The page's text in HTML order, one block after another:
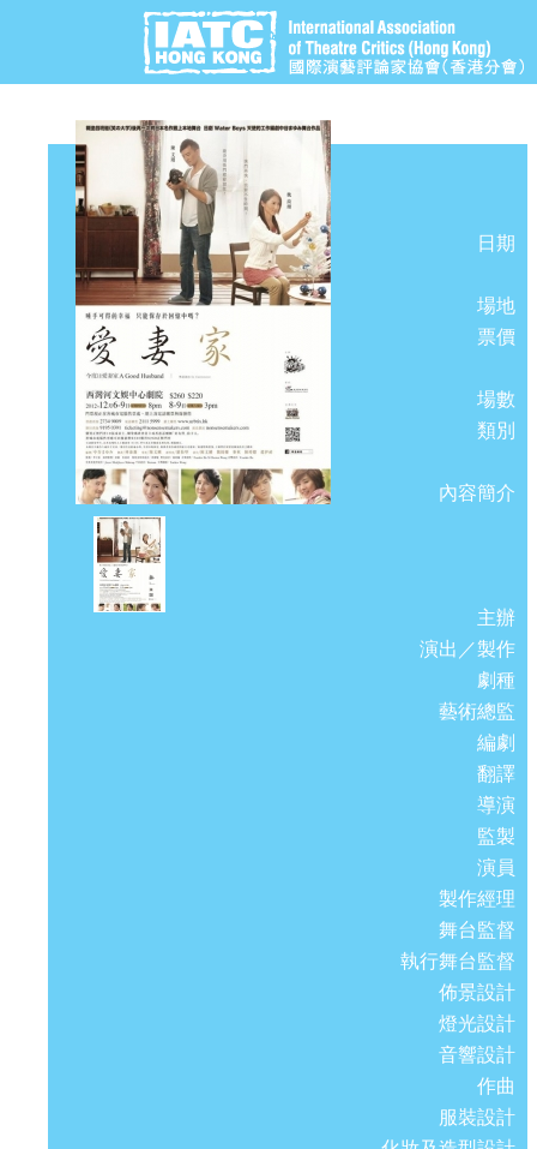
日期
場地
票價
場數
類別
內容簡介
主辦
演出／製作
劇種
藝術總監
編劇
翻譯
導演
監製
演員
製作經理
舞台監督
執行舞台監督
佈景設計
燈光設計
音響設計
作曲
服裝設計